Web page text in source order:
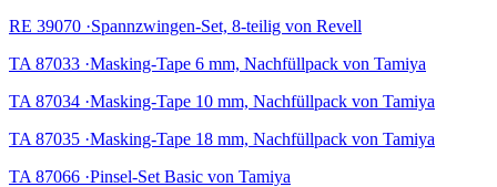
RE 39070 ·Spannzwingen-Set, 8-teilig von Revell
TA 87033 ·Masking-Tape 6 mm, Nachfüllpack von Tamiya
TA 87034 ·Masking-Tape 10 mm, Nachfüllpack von Tamiya
TA 87035 ·Masking-Tape 18 mm, Nachfüllpack von Tamiya
TA 87066 ·Pinsel-Set Basic von Tamiya